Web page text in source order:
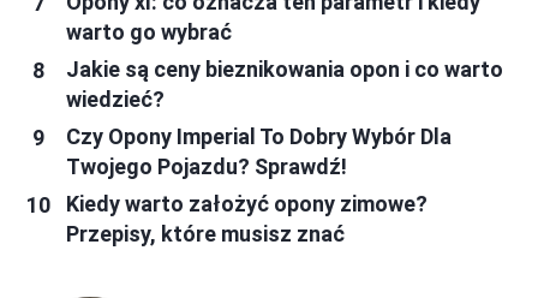
warto go wybrać
Jakie są ceny bieznikowania opon i co warto
wiedzieć?
Czy Opony Imperial To Dobry Wybór Dla
Twojego Pojazdu? Sprawdź!
Kiedy warto założyć opony zimowe?
Przepisy, które musisz znać